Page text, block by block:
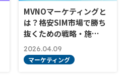
MVNOマーケティングと
は？格安SIM市場で勝ち
抜くための戦略・施…
2026.04.09
マーケティング